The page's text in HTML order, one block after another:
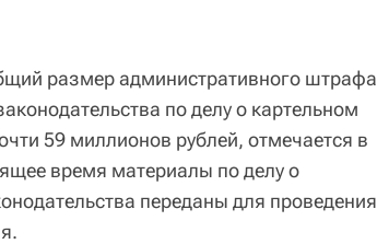
размер административного штрафа
по делу о картельном
59 миллионов рублей, отмечается в
время материалы по делу о
переданы для проведения